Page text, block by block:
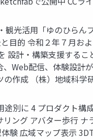
光活用「ゆのひらん
目的 令和２年７月お
設計・構築支援する
Web配信、体験設
作成 （株）地域科
別に 4 プロダクト
グ アバター歩行 ナ
験 広域マップ表示